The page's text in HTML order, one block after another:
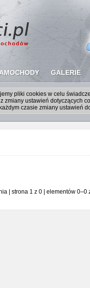
GALERIE
pliki cookies w celu
zmiany ustawień dotyczących
czasie zmiany ustawień
| strona 1 z 0 | elementów 0–0